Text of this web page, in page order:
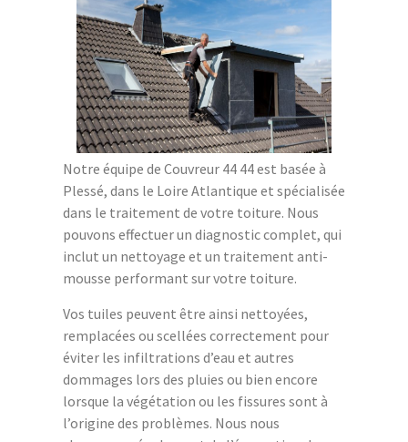
Notre équipe de Couvreur 44 44 est basée à
Plessé, dans le Loire Atlantique et spécialisée
dans le traitement de votre toiture. Nous
pouvons effectuer un diagnostic complet, qui
inclut un nettoyage et un traitement anti-
mousse performant sur votre toiture.
Vos tuiles peuvent être ainsi nettoyées,
remplacées ou scellées correctement pour
éviter les infiltrations d’eau et autres
dommages lors des pluies ou bien encore
lorsque la végétation ou les fissures sont à
l’origine des problèmes. Nous nous